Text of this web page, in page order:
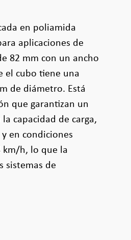
en poliamida
aplicaciones de
82 mm con un ancho
el cubo tiene una
de diámetro. Está
que garantizan un
capacidad de carga,
en condiciones
km/h, lo que la
sistemas de